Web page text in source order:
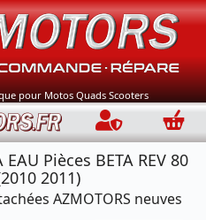
pour Motos Quads Scooters
Connection
Pièces BETA REV 80
2011)
AZMOTORS neuves